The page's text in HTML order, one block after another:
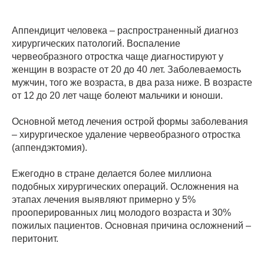
Аппендицит человека – распространенный диагноз
хирургических патологий. Воспаление
червеобразного отростка чаще диагностируют у
женщин в возрасте от 20 до 40 лет. Заболеваемость
мужчин, того же возраста, в два раза ниже. В возрасте
от 12 до 20 лет чаще болеют мальчики и юноши.
Основной метод лечения острой формы заболевания
– хирургическое удаление червеобразного отростка
(аппендэктомия).
Ежегодно в стране делается более миллиона
подобных хирургических операций. Осложнения на
этапах лечения выявляют примерно у 5%
прооперированных лиц молодого возраста и 30%
пожилых пациентов. Основная причина осложнений –
перитонит.